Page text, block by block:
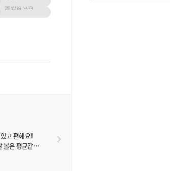
불편함 0%
고 편해요!!
볼은 평균같은
걸린거 같아